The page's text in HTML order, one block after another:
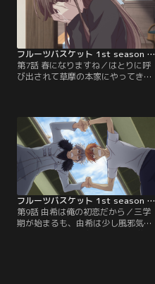
家の空気はどこか重い。由希と夾
も、透の存在が心に引っ掛かってい
フルーツバスケット 1st season 第07話
第7話 春になりますね／はとりに呼
び出されて草摩の本家にやってきた
よう勧める。草摩家は呪われてい
る……慊人に利用される前に、関わ
った事を後悔する前に出ていけと言
うのだ。はとりがそう言いだしたの
は、自身の過去に関係があった。
フルーツバスケット 1st season 第09話
第9話 由希は俺の初恋だから／三学
期が始まるも、由希は少し風邪気味